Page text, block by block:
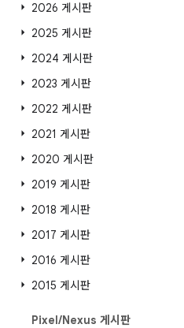
2026 게시판
2025 게시판
2024 게시판
2023 게시판
2022 게시판
2021 게시판
2020 게시판
2019 게시판
2018 게시판
2017 게시판
2016 게시판
2015 게시판
Pixel/Nexus 게시판